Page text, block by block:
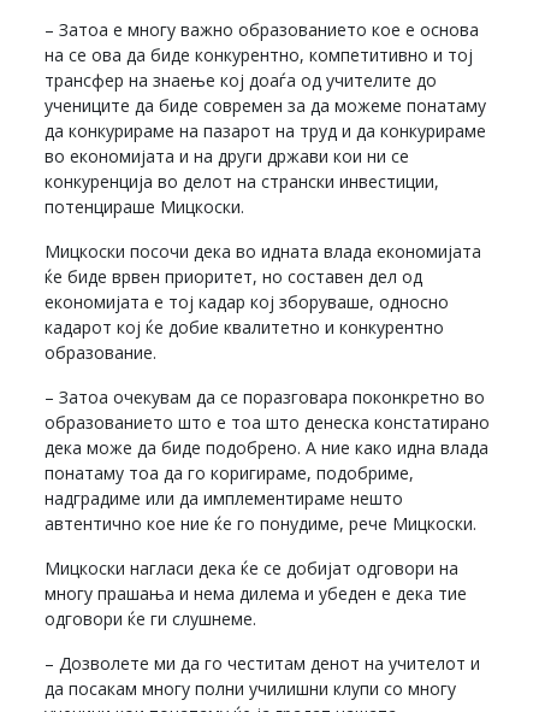
– Затоа е многу важно образованието кое е основа
на се ова да биде конкурентно, компетитивно и тој
трансфер на знаење кој доаѓа од учителите до
учениците да биде современ за да можеме понатаму
да конкурираме на пазарот на труд и да конкурираме
во економијата и на други држави кои ни се
конкуренција во делот на странски инвестиции,
потенцираше Мицкоски.
Мицкоски посочи дека во идната влада економијата
ќе биде врвен приоритет, но составен дел од
економијата е тој кадар кој зборуваше, односно
кадарот кој ќе добие квалитетно и конкурентно
образование.
– Затоа очекувам да се поразговара поконкретно во
образованието што е тоа што денеска констатирано
дека може да биде подобрено. А ние како идна влада
понатаму тоа да го коригираме, подобриме,
надградиме или да имплементираме нешто
автентично кое ние ќе го понудиме, рече Мицкоски.
Мицкоски нагласи дека ќе се добијат одговори на
многу прашања и нема дилема и убеден е дека тие
одговори ќе ги слушнеме.
– Дозволете ми да го честитам денот на учителот и
да посакам многу полни училишни клупи со многу